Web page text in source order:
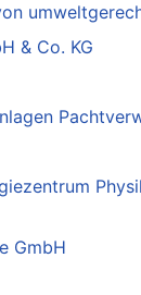
& Co. KG
GmbH